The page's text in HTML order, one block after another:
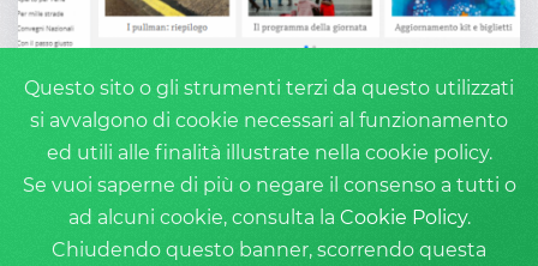
Questo sito o gli strumenti terzi da questo utilizzati
si avvalgono di cookie necessari al funzionamento
ed utili alle finalità illustrate nella cookie policy.
Se vuoi saperne di più o negare il consenso a tutti o
ad alcuni cookie, consulta la Cookie Policy.
Chiudendo questo banner, scorrendo questa
#SEGUIMI: OLTRE 50MILA
ADOLESCENTI A ROMA PER
INCONTRARE PAPA FRANCESCO
Attualità